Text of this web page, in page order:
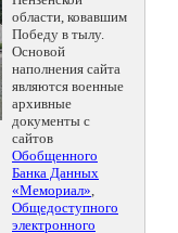
области, ковавшим
Победу в тылу.
Основой
наполнения сайта
являются военные
архивные
документы с
сайтов
Обобщенного
Банка Данных
«Мемориал»,
Общедоступного
электронного